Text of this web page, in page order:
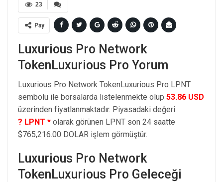
23
Pay
Luxurious Pro Network
TokenLuxurious Pro Yorum
Luxurious Pro Network TokenLuxurious Pro LPNT
sembolu ile borsalarda listelenmekte olup 53.86 USD
üzerinden fiyatlanmaktadır. Piyasadaki değeri
? LPNT * olarak görünen LPNT son 24 saatte
$765,216.00 DOLAR işlem görmüştür.
Luxurious Pro Network
TokenLuxurious Pro Geleceği